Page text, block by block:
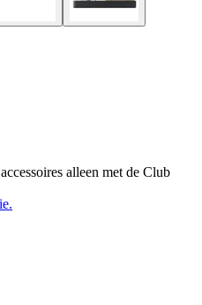
alleen met de Club